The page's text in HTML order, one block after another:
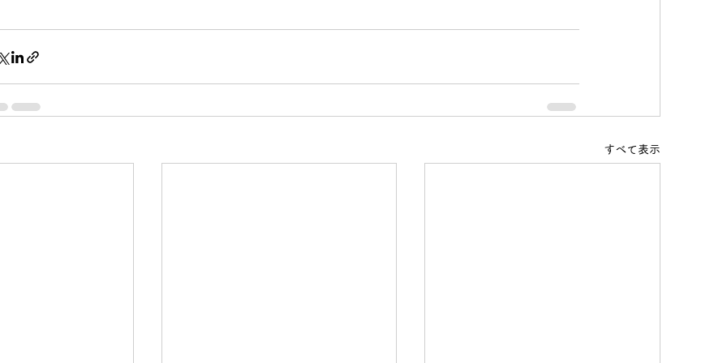
すべて表示